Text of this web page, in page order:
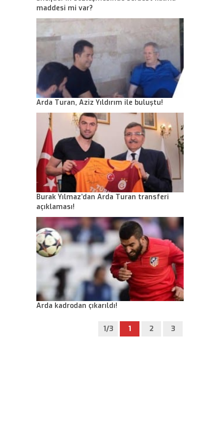
maddesi mi var?
Arda Turan, Aziz Yıldırım ile buluştu!
Burak Yılmaz’dan Arda Turan transferi
açıklaması!
Arda kadrodan çıkarıldı!
1/3 1 2 3